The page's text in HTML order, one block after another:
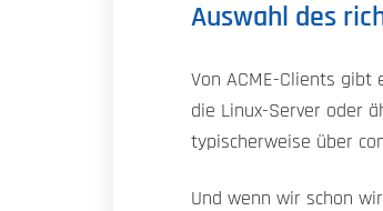
Auswahl des
Von ACME-Clients
die Linux-Server oder
typischerweise über
Und wenn wir schon